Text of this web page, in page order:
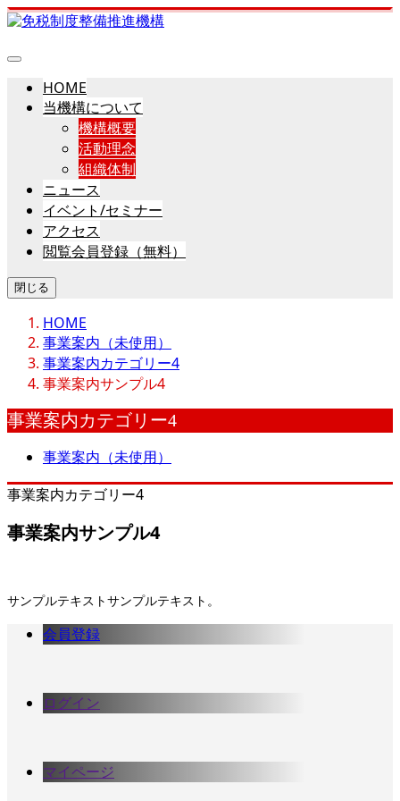
HOME
当機構について
機構概要
活動理念
組織体制
ニュース
イベント/セミナー
アクセス
閲覧会員登録（無料）
閉じる
HOME
事業案内（未使用）
事業案内カテゴリー4
事業案内サンプル4
事業案内カテゴリー4
事業案内（未使用）
事業案内カテゴリー4
事業案内サンプル4
サンプルテキストサンプルテキスト。
会員登録
ログイン
マイページ